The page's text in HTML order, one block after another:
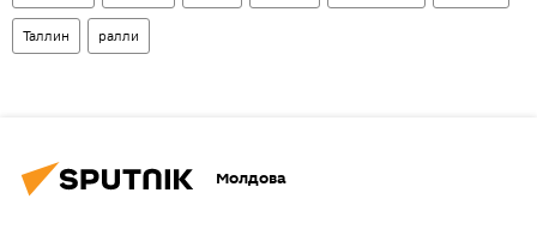
Таллин ралли
Молдова